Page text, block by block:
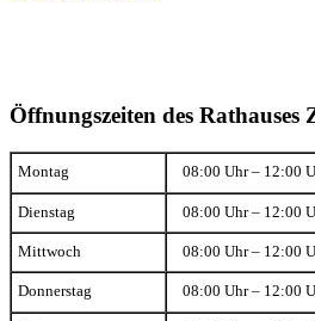
Öffnungszeiten des Rathauses
Montag 08:00 Uhr – 12:00
Dienstag 08:00 Uhr – 12:00
Mittwoch 08:00 Uhr – 12:00
Donnerstag 08:00 Uhr – 12:00